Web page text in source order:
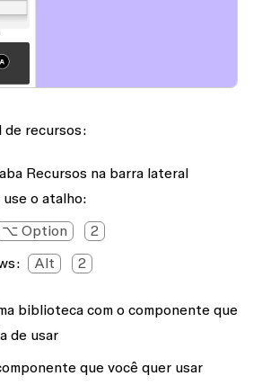
de recursos:
Recursosna barra lateral
o atalho:
⌥ Option
2
Alt 2
biblioteca com o componente que
de usar
que você quer usar